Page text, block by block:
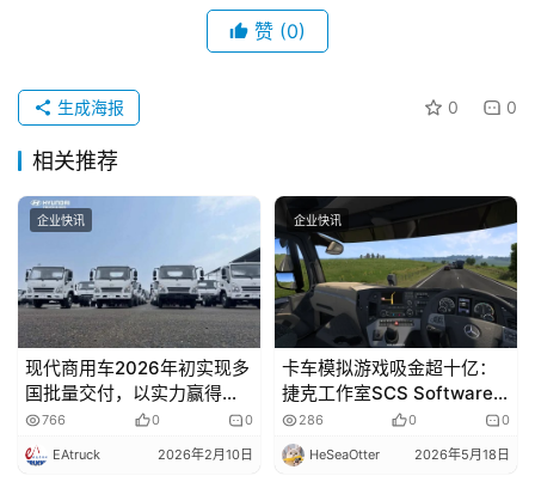
社
区
赞 (0)
0 0
生成海报
相关推荐
企业快讯
现代商用车2026年初实现多
国批量交付，以实力赢得全
球市场认可
766 0 0
EAtruck 2026年2月10日
企业快讯
卡车模拟游戏吸金超十亿：
捷克工作室SCS Software
再创纪录
286 0 0
HeSeaOtter 2026年5月18日